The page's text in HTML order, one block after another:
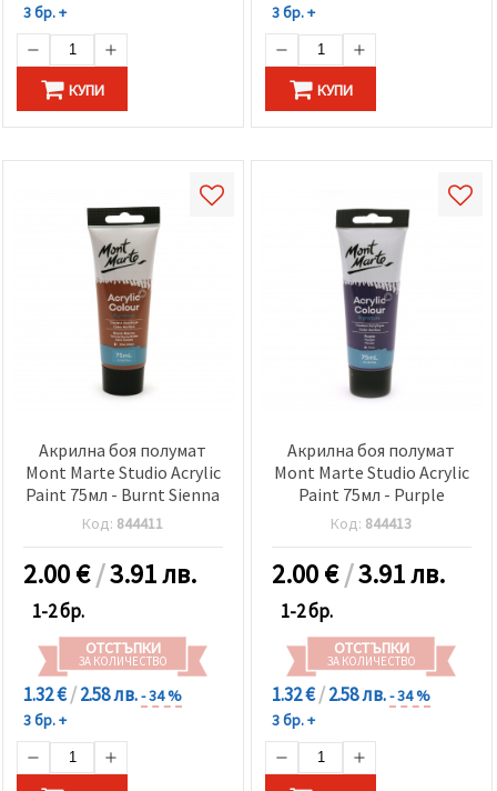
3 бр. +
КУПИ
3 бр. +
КУПИ
Акрилна боя полумат
Mont Marte Studio Acrylic
Paint 75мл - Burnt Sienna
Код: 844411
2.00€/3.91 лв.
1-2 бр.
ОТСТЪПКИ
ЗА КОЛИЧЕСТВО
1.32 €/2.58 лв.- 34 %
3 бр. +
Акрилна боя полумат
Mont Marte Studio Acrylic
Paint 75мл - Purple
Код: 844413
2.00€/3.91 лв.
1-2 бр.
ОТСТЪПКИ
ЗА КОЛИЧЕСТВО
1.32 €/2.58 лв.- 34 %
3 бр. +